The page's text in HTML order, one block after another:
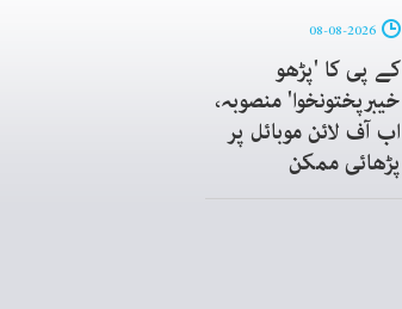
کے پی کا 'پڑھو
خیبرپختونخوا' منصوبہ،
اب آف لائن موبائل پر
پڑھائی ممکن